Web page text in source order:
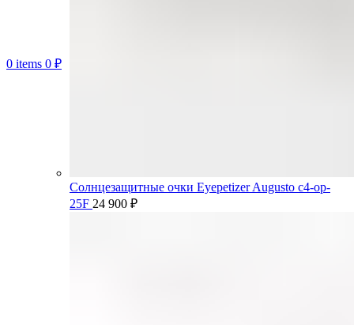
0 items 0 ₽
Солнцезащитные очки Eyepetizer Augusto c4-op-
25F 24 900 ₽